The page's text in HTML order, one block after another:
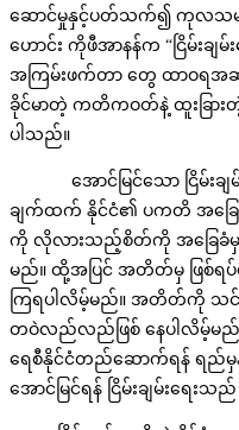
ဆောင်မှုနှင့်ပတ်သက်၍ ကုလသမဂ္
ဟောင်း ကိုဖီအာနန်က “ငြိမ်းချ
အကြမ်းဖက်တာ တွေ ထာဝရ
ခိုင်မာတဲ့ ကတိကဝတ်နဲ့ ထူးခြာ
ပါသည်။
အောင်မြင်သော ငြိမ်းချ
ချက်ထက် နိုင်ငံ၏ ပကတိ အခြေအန
ကို လိုလားသည့်စိတ်ကို အခြေခံမှ
မည်။ ထို့အပြင် အတိတ်မှ ဖြစ်ရပ်
ကြရပါလိမ့်မည်။ အတိတ်ကို သင်
တဝဲလည်လည်ဖြစ် နေပါလိမ့်မည်
ရေစီနိုင်ငံတည်ဆောက်ရန် ရည်မှန်
အောင်မြင်ရန် ငြိမ်းချမ်းရေး